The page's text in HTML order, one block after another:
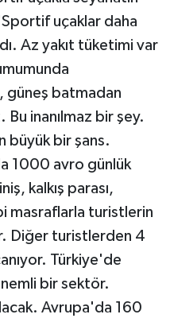
uçaklar daha
Az yakıt tüketimi var
güneş batmadan
inanılmaz bir şey.
büyük bir şans.
1000 avro günlük
kalkış parası,
masraflarla turistlerin
Diğer turistlerden 4
Türkiye'de
bir sektör.
Avrupa'da 160